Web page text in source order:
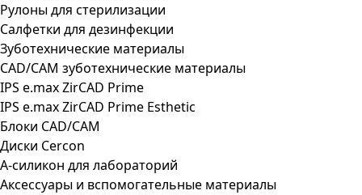
Рулоны для стерилизации
Салфетки для дезинфекции
Зуботехнические материалы
CAD/CAM зуботехнические материалы
IPS e.max ZirCAD Prime
IPS e.max ZirCAD Prime Esthetic
Блоки CAD/CAM
Диски Cercon
А-силикон для лабораторий
Аксессуары и вспомогательные материалы